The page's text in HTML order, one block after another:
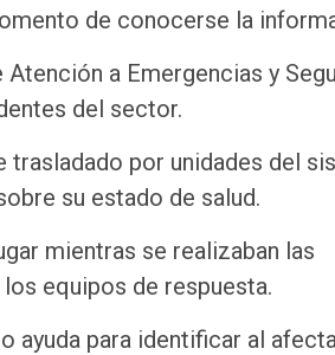
de conocerse la
a Emergencias y
del sector.
por unidades del
su estado de salud.
mientras se realizaban las
equipos de respuesta.
ayuda para identificar al